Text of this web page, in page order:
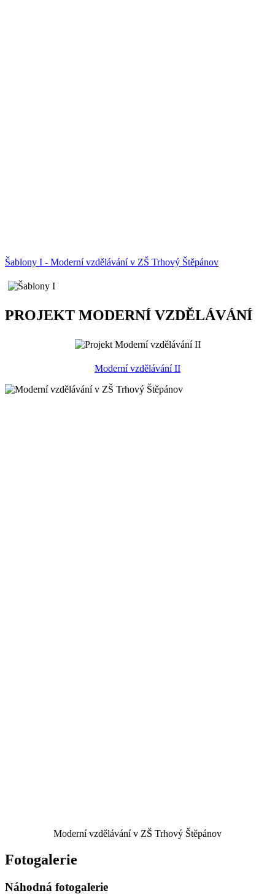
Šablony I - Moderní vzdělávání v ZŠ Trhový Štěpánov
PROJEKT MODERNÍ VZDĚLÁVÁNÍ
Moderní vzdělávání II
Moderní vzdělávání v ZŠ Trhový Štěpánov
Fotogalerie
Náhodná fotogalerie